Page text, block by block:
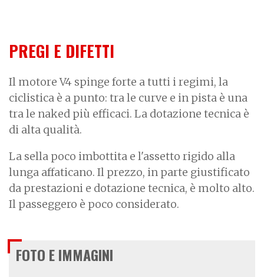
PREGI E DIFETTI
Il motore V4 spinge forte a tutti i regimi, la
ciclistica è a punto: tra le curve e in pista è una
tra le naked più efficaci. La dotazione tecnica è
di alta qualità.
La sella poco imbottita e l'assetto rigido alla
lunga affaticano. Il prezzo, in parte giustificato
da prestazioni e dotazione tecnica, è molto alto.
Il passeggero è poco considerato.
FOTO E IMMAGINI